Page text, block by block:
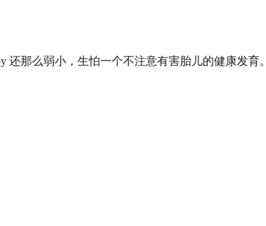
那么弱小，生怕一个不注意有害胎儿的健康发育。